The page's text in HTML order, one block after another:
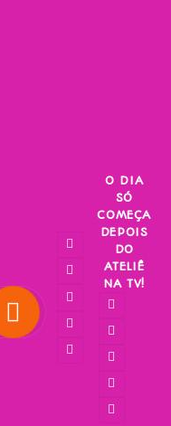
O DIA
SÓ
COMEÇA
DEPOIS
DO
ATELIÊ
NA TV!